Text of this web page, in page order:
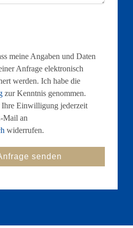
meine Angaben und Daten
Anfrage elektronisch
werden. Ich habe die
zur Kenntnis genommen.
Einwilligung jederzeit
Mail an
widerrufen.